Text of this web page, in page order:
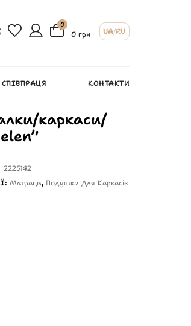
0
0 грн UA/RU
СПІВПРАЦЯ КОНТАКТИ
каркаси/
2225142
Матраци,Подушки Для Каркасів